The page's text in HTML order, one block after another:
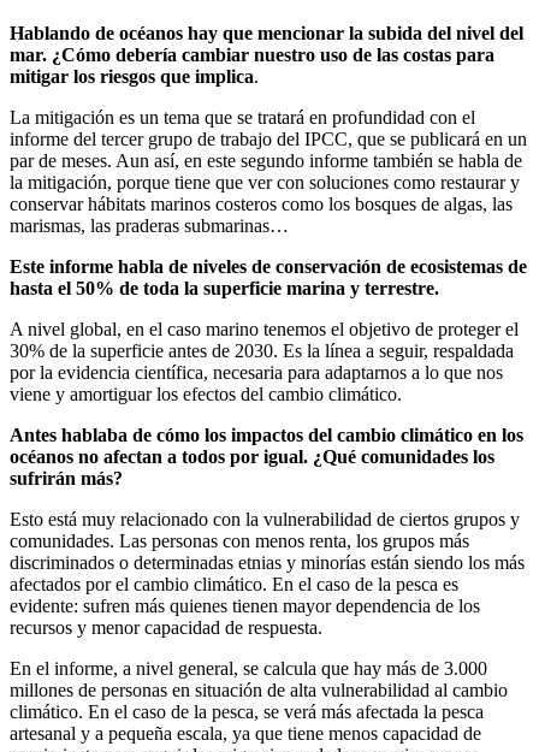
Hablando de océanos hay que mencionar la subida del nivel del
mar. ¿Cómo debería cambiar nuestro uso de las costas para
mitigar los riesgos que implica.
La mitigación es un tema que se tratará en profundidad con el
informe del tercer grupo de trabajo del IPCC, que se publicará en un
par de meses. Aun así, en este segundo informe también se habla de
la mitigación, porque tiene que ver con soluciones como restaurar y
conservar hábitats marinos costeros como los bosques de algas, las
marismas, las praderas submarinas…
Este informe habla de niveles de conservación de ecosistemas de
hasta el 50% de toda la superficie marina y terrestre.
A nivel global, en el caso marino tenemos el objetivo de proteger el
30% de la superficie antes de 2030. Es la línea a seguir, respaldada
por la evidencia científica, necesaria para adaptarnos a lo que nos
viene y amortiguar los efectos del cambio climático.
Antes hablaba de cómo los impactos del cambio climático en los
océanos no afectan a todos por igual. ¿Qué comunidades los
sufrirán más?
Esto está muy relacionado con la vulnerabilidad de ciertos grupos y
comunidades. Las personas con menos renta, los grupos más
discriminados o determinadas etnias y minorías están siendo los más
afectados por el cambio climático. En el caso de la pesca es
evidente: sufren más quienes tienen mayor dependencia de los
recursos y menor capacidad de respuesta.
En el informe, a nivel general, se calcula que hay más de 3.000
millones de personas en situación de alta vulnerabilidad al cambio
climático. En el caso de la pesca, se verá más afectada la pesca
artesanal y a pequeña escala, ya que tiene menos capacidad de